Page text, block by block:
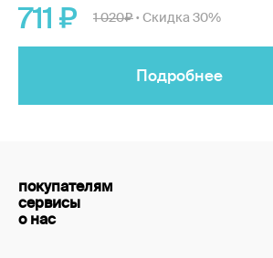
711 1 020 • Скидка 30%
Подробнее
покупателям
сервисы
о нас